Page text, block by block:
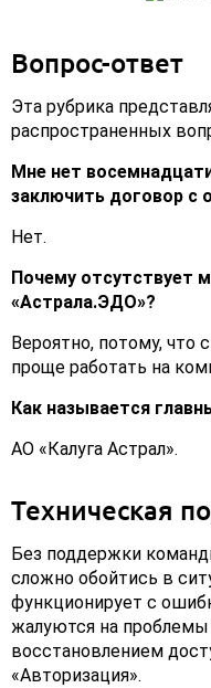
Вопрос-ответ
Эта рубрика
распространенных
Мне нет
заключить договор с
Нет.
Почему отсутствует
«Астрала.ЭДО»?
Вероятно, потому,
проще работать на
Как называется
АО «Калуга Астрал».
Техническая
Без поддержки
сложно обойтись в
функционирует с
жалуются на
восстановлением
«Авторизация».